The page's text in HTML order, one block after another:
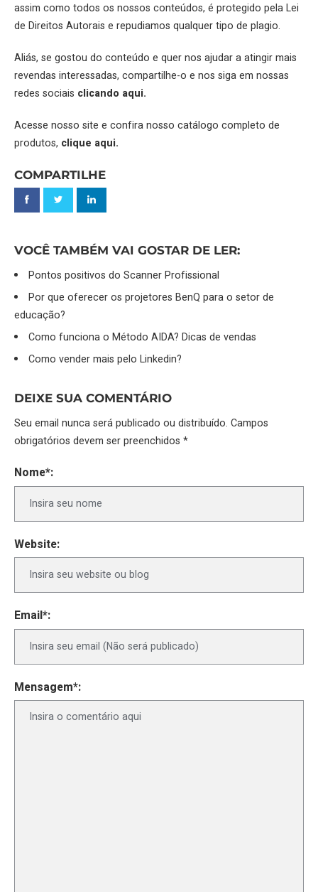
assim como todos os nossos conteúdos, é protegido pela Lei
de Direitos Autorais e repudiamos qualquer tipo de plagio.
Aliás, se gostou do conteúdo e quer nos ajudar a atingir mais
revendas interessadas, compartilhe-o e nos siga em nossas
redes sociais clicando aqui.
Acesse nosso site e confira nosso catálogo completo de
produtos, clique aqui.
COMPARTILHE
VOCÊ TAMBÉM VAI GOSTAR DE LER:
Pontos positivos do Scanner Profissional
Por que oferecer os projetores BenQ para o setor de
educação?
Como funciona o Método AIDA? Dicas de vendas
Como vender mais pelo Linkedin?
DEIXE SUA COMENTÁRIO
Seu email nunca será publicado ou distribuído. Campos
obrigatórios devem ser preenchidos *
Nome*:
Website:
Email*:
Mensagem*: